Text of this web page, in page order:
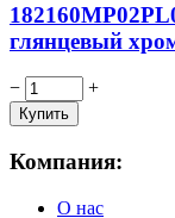
глянцевый
− +
Компания:
О нас